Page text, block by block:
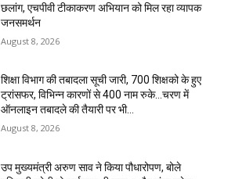
छलांग, एचपीवी टीकाकरण अभियान को मिल रहा व्यापक
जनसमर्थन
August 8, 2026
शिक्षा विभाग की तबादला सूची जारी, 700 शिक्षको के हुए
ट्रांसफर, विभिन्न कारणों से 400 नाम रुके…चरण में
ऑनलाइन तबादले की तैयारी पर भी...
August 8, 2026
उप मुख्यमंत्री अरुण साव ने किया पौधारोपण, बोले